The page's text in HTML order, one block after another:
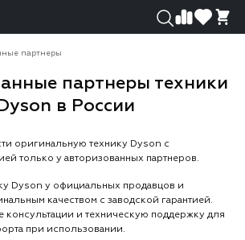
партнеры
партнеры техники
Dyson в России
оригинальную технику Dyson с
только у авторизованных партнеров.
Dyson у официальных продавцов и
качеством с заводской гарантией.
консультации и техническую поддержку для
при использовании.